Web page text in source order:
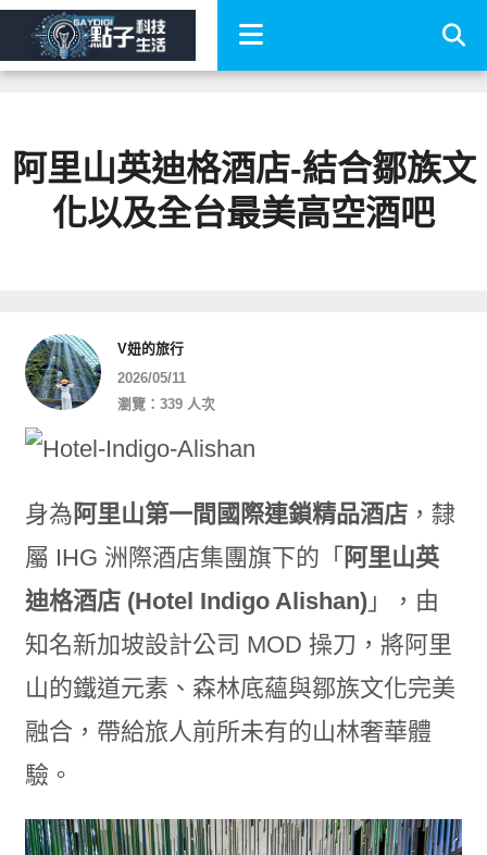
阿里山英迪格酒店-結合鄒族文
化以及全台最美高空酒吧
V妞的旅行
2026/05/11
瀏覽：339 人次
身為 阿里山第一間國際連鎖精品酒店，隸
屬 IHG 洲際酒店集團旗下的「 阿里山英
迪格酒店 (Hotel Indigo Alishan)」，由
知名新加坡設計公司 MOD 操刀，將阿里
山的鐵道元素、森林底蘊與鄒族文化完美
融合，帶給旅人前所未有的山林奢華體
驗。